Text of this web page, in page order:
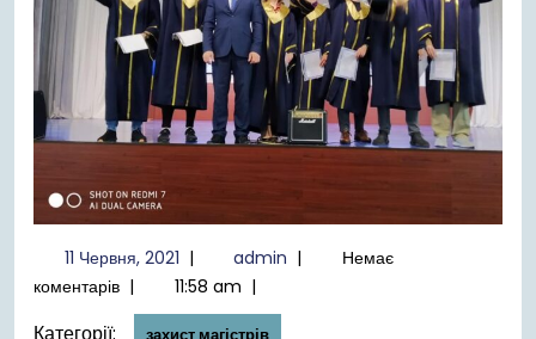
11 Червня, 202111
Червня,
| admin admin
|
Немає
коментарів | 11:58 am |